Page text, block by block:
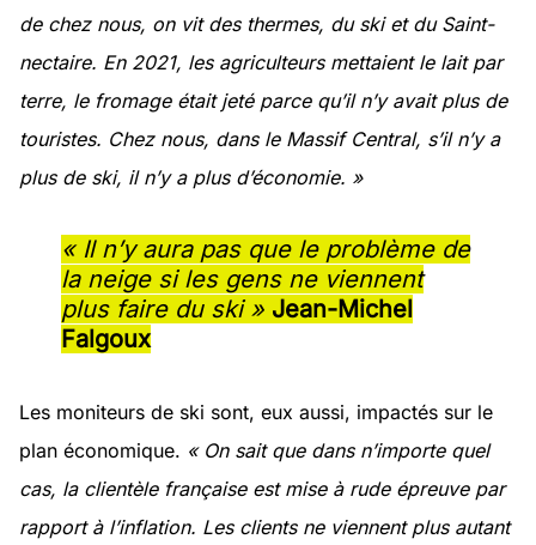
de chez nous, on vit des thermes, du ski et du Saint-
nectaire. En 2021, les agriculteurs mettaient le lait par
terre, le fromage était jeté parce qu’il n’y avait plus de
touristes. Chez nous, dans le Massif Central, s’il n’y a
plus de ski, il n’y a plus d’économie. »
« Il n’y aura pas que le problème de
la neige si les gens ne viennent
plus faire du ski » Jean-Michel
Falgoux
Les moniteurs de ski sont, eux aussi, impactés sur le
plan économique. « On sait que dans n’importe quel
cas, la clientèle française est mise à rude épreuve par
rapport à l’inflation. Les clients ne viennent plus autant